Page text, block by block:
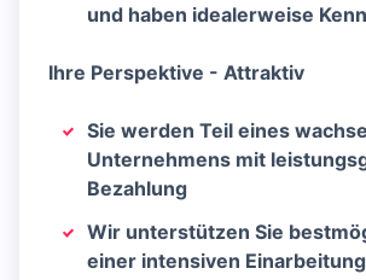
und haben idealerweise
Ihre Perspektive - Attraktiv
Sie werden Teil eines
Unternehmens mit
Bezahlung
Wir unterstützen Sie
einer intensiven Einarbeitung